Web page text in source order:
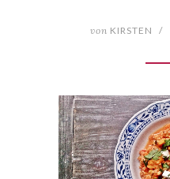
von KIRSTEN /